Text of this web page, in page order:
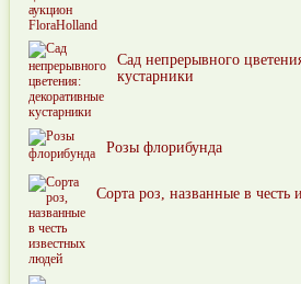
Сад непрерывного
кустарники
Розы флорибунда
Сорта роз, названные в честь